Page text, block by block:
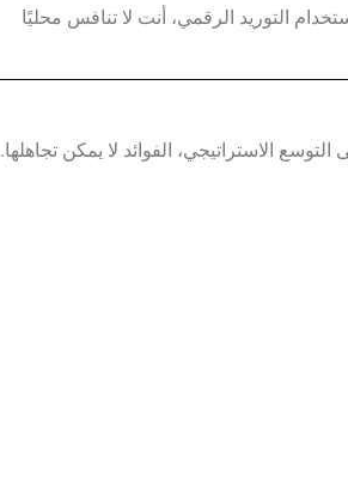
التوريد الرقمي، أنت لا تنافس محليًا
الاستراتيجي، الفوائد لا يمكن تجاهلها.